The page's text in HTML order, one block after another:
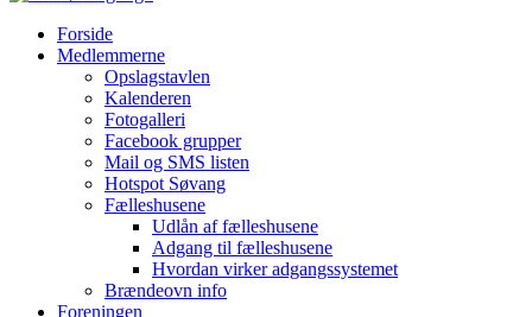
Forside
Medlemmerne
Opslagstavlen
Kalenderen
Fotogalleri
Facebook grupper
Mail og SMS listen
Hotspot Søvang
Fælleshusene
Udlån af fælleshusene
Adgang til fælleshusene
Hvordan virker adgangssystemet
Brændeovn info
Foreningen